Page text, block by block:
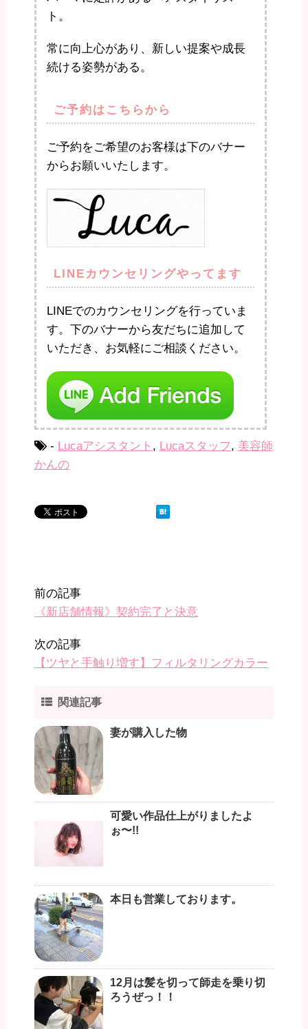
ト。
常に向上心があり、新しい提案や成長
続ける姿勢がある。
ご予約はこちらから
ご予約をご希望のお客様は下のバナー
からお願いいたします。
LINEカウンセリングやってます
LINEでのカウンセリングを行っていま
す。下のバナーから友だちに追加して
いただき、お気軽にご相談ください。
- Lucaアシスタント , Lucaスタッフ, 美容師
かんの
前の記事
《新店舗情報》契約完了と決意
次の記事
【ツヤと手触り増す】フィルタリングカラー
関連記事
妻が購入した物
可愛い作品仕上がりましたよ
ぉ〜!!
本日も営業しております。
12月は髪を切って師走を乗り切
ろうぜっ！！